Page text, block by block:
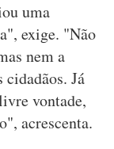
uma
exige. "Não
nem a
Já
vontade,
acrescenta.